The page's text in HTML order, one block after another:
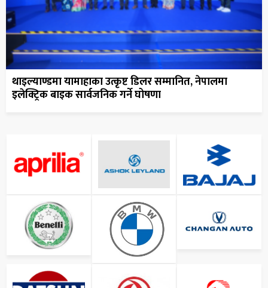
थाइल्याण्डमा यामाहाका उत्कृष्ट डिलर सम्मानित, नेपालमा
इलेक्ट्रिक बाइक सार्वजनिक गर्ने घोषणा